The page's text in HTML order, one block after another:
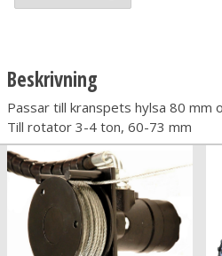
Beskrivning
Passar till kranspets hylsa 80 mm
Till rotator 3-4 ton, 60-73 mm